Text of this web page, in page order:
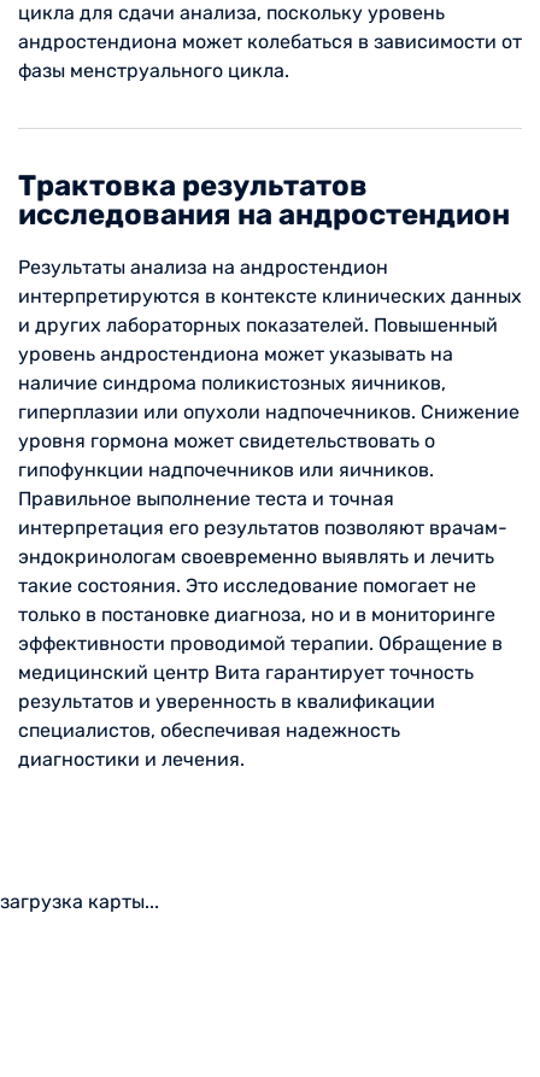
цикла для сдачи анализа, поскольку уровень
андростендиона может колебаться в зависимости от
фазы менструального цикла.
Трактовка результатов
исследования на андростендион
Результаты анализа на андростендион
интерпретируются в контексте клинических данных
и других лабораторных показателей. Повышенный
уровень андростендиона может указывать на
наличие синдрома поликистозных яичников,
гиперплазии или опухоли надпочечников. Снижение
уровня гормона может свидетельствовать о
гипофункции надпочечников или яичников.
Правильное выполнение теста и точная
интерпретация его результатов позволяют врачам-
эндокринологам своевременно выявлять и лечить
такие состояния. Это исследование помогает не
только в постановке диагноза, но и в мониторинге
эффективности проводимой терапии. Обращение в
медицинский центр Вита гарантирует точность
результатов и уверенность в квалификации
специалистов, обеспечивая надежность
диагностики и лечения.
загрузка карты...